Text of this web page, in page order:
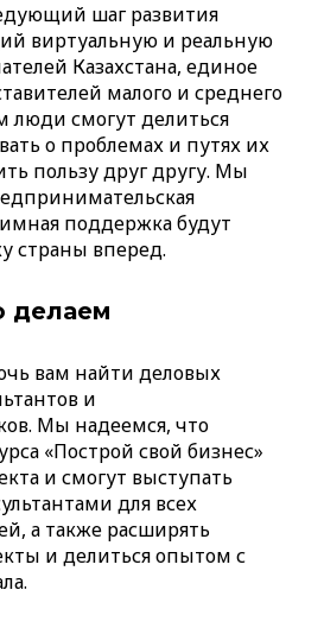
шаг развития
виртуальную и реальную
Казахстана, единое
малого и среднего
люди смогут делиться
о проблемах и путях их
пользу друг другу. Мы
поддержка будут
страны вперед.
делаем
вам найти деловых
и
Мы надеемся, что
«Построй свой бизнес»
и смогут выступать
для всех
а также расширять
и делиться опытом с